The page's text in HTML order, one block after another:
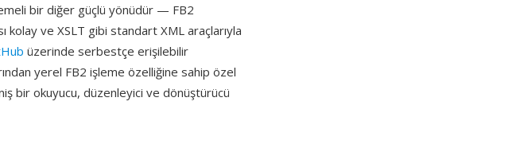
bir diğer güçlü yönüdür — FB2
kolay ve XSLT gibi standart XML araçlarıyla
üzerinde serbestçe erişilebilir
yerel FB2 işleme özelliğine sahip özel
bir okuyucu, düzenleyici ve dönüştürücü